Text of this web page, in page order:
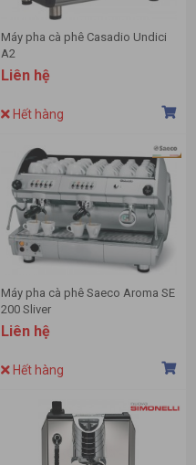
Máy pha cà phê Casadio Undici
A2
Liên hệ
Hết hàng
Máy pha cà phê Saeco Aroma SE
200 Sliver
Liên hệ
Hết hàng